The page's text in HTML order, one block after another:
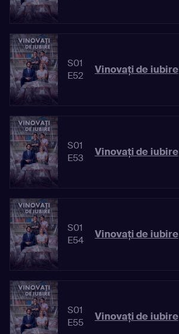
S01
E52
Vinovaţi de iubire
S01
E53
Vinovaţi de iubire
S01
E54
Vinovaţi de iubire
S01
E55
Vinovaţi de iubire